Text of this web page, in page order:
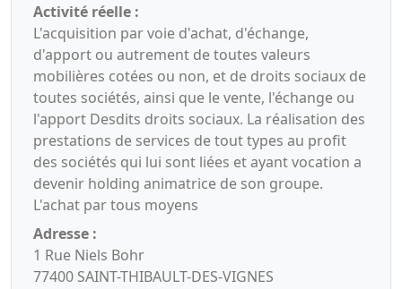
Activité réelle :
L'acquisition par voie d'achat, d'échange,
d'apport ou autrement de toutes valeurs
mobilières cotées ou non, et de droits sociaux de
toutes sociétés, ainsi que le vente, l'échange ou
l'apport Desdits droits sociaux. La réalisation des
prestations de services de tout types au profit
des sociétés qui lui sont liées et ayant vocation a
devenir holding animatrice de son groupe.
L'achat par tous moyens
Adresse :
1 Rue Niels Bohr
77400 SAINT-THIBAULT-DES-VIGNES